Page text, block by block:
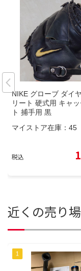
NIKE グローブ ダイ
リート 硬式用 キャ
ト 捕手用 黒
マイストア在庫： 45
税込
近くの売り